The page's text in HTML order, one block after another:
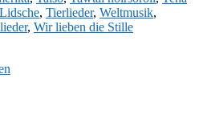
, Tierlieder, Weltmusik,
, Wir lieben die Stille